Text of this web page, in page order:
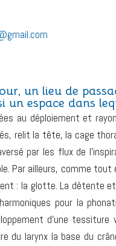
un lieu de
un espace dans
au déploiement et
relit la tête, la cage
par les flux de
Par ailleurs, comme
: la glotte. La détente
pour la
d’une
du larynx la base du